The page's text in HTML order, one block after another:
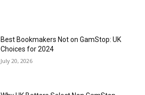
Best Bookmakers Not on GamStop: UK
Choices for 2024
July 20, 2026